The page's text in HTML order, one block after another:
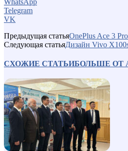
Telegram
VK
Предыдущая статьяOnePlus Ace 3
Следующая статьяДизайн Vivo
СХОЖИЕ СТАТЬИБОЛЬШЕ ОТ